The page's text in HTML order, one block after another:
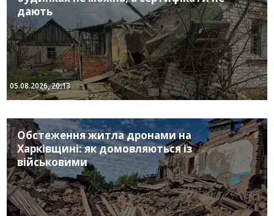
дають
05.08.2026, 20:13
Обстеження житла дронами на
Харківщині: як домовляються із
військовими